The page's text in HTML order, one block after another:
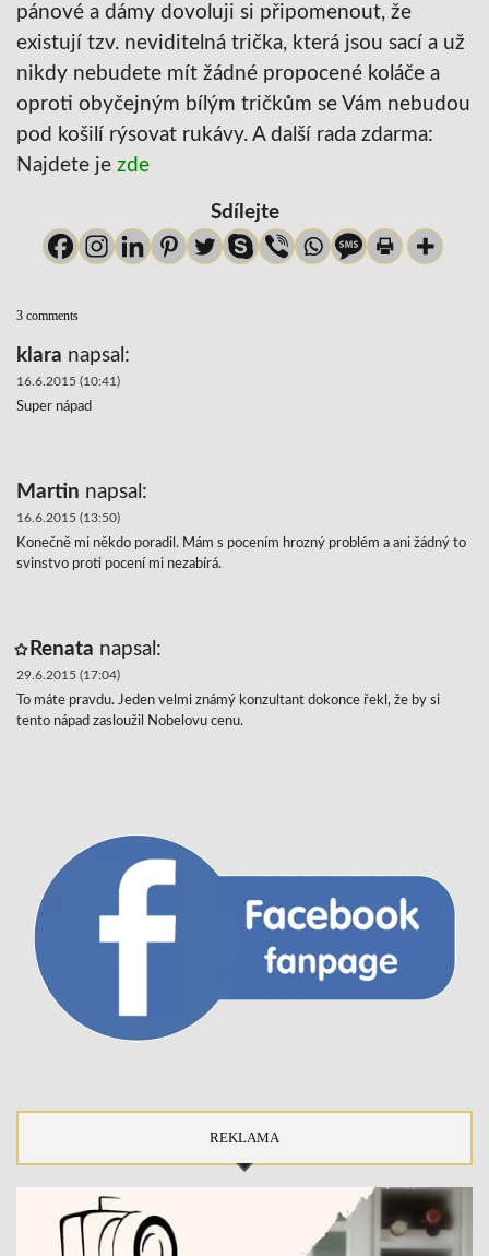
pánové a dámy dovoluji si připomenout, že
existují tzv. neviditelná trička, která jsou sací a už
nikdy nebudete mít žádné propocené koláče a
oproti obyčejným bílým tričkům se Vám nebudou
pod košilí rýsovat rukávy. A další rada zdarma:
Najdete je zde
Sdílejte
3 comments
klara napsal:
16.6.2015 (10:41)
Super nápad
Martin napsal:
16.6.2015 (13:50)
Konečně mi někdo poradil. Mám s pocením hrozný problém a ani žádný to
svinstvo proti pocení mi nezabírá.
Renata napsal:
29.6.2015 (17:04)
To máte pravdu. Jeden velmi známý konzultant dokonce řekl, že by si
tento nápad zasloužil Nobelovu cenu.
REKLAMA